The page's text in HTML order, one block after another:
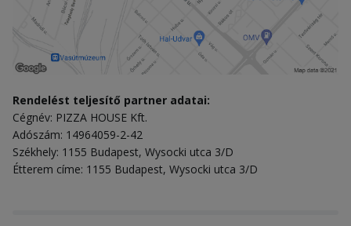
Rendelést teljesítő partner adatai:
Cégnév: PIZZA HOUSE Kft.
Adószám: 14964059-2-42
Székhely: 1155 Budapest, Wysocki utca 3/D
Étterem címe: 1155 Budapest, Wysocki utca 3/D